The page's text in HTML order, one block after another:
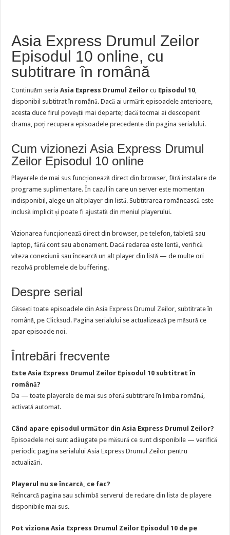
Asia Express Drumul Zeilor
Episodul 10 online, cu
subtitrare în română
Continuăm seriaAsia Express Drumul Zeilor cu Episodul 10,
disponibil subtitrat în română. Dacă ai urmărit episoadele anterioare,
acesta duce firul poveștii mai departe; dacă tocmai ai descoperit
drama, poți recupera episoadele precedente din pagina serialului.
Cum vizionezi Asia Express Drumul
Zeilor Episodul 10 online
Playerele de mai sus funcționează direct din browser, fără instalare de
programe suplimentare. În cazul în care un server este momentan
indisponibil, alege un alt player din listă. Subtitrarea românească este
inclusă implicit și poate fi ajustată din meniul playerului.
Vizionarea funcționează direct din browser, pe telefon, tabletă sau
laptop, fără cont sau abonament. Dacă redarea este lentă, verifică
viteza conexiunii sau încearcă un alt player din listă — de multe ori
rezolvă problemele de buffering.
Despre serial
Găsești toate episoadele din Asia Express Drumul Zeilor, subtitrate în
română, peClicksud . Pagina serialului se actualizează pe măsură ce
apar episoade noi.
Întrebări frecvente
Este Asia Express Drumul Zeilor Episodul 10 subtitrat în
română?
Da — toate playerele de mai sus oferă subtitrare în limba română,
activată automat.
Când apare episodul următor din Asia Express Drumul Zeilor?
Episoadele noi sunt adăugate pe măsură ce sunt disponibile — verifică
periodic pagina serialului Asia Express Drumul Zeilor pentru
actualizări.
Playerul nu se încarcă, ce fac?
Reîncarcă pagina sau schimbă serverul de redare din lista de playere
disponibile mai sus.
Pot viziona Asia Express Drumul Zeilor Episodul 10 de pe